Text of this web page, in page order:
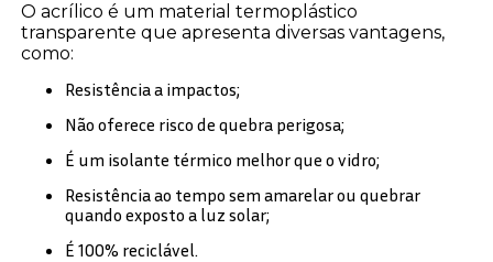
O acrílico é um material termoplástico
transparente que apresenta diversas vantagens,
como:
Resistência a impactos;
Não oferece risco de quebra perigosa;
É um isolante térmico melhor que o vidro;
Resistência ao tempo sem amarelar ou quebrar
quando exposto a luz solar;
É 100% reciclável.